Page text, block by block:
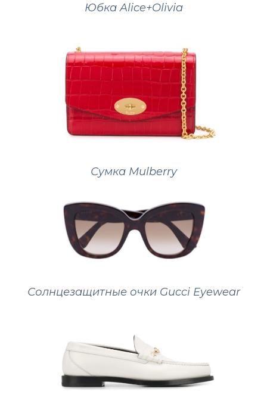
Юбка Alice+Olivia
Сумка Mulberry
Солнцезащитные очки Gucci Eyewear